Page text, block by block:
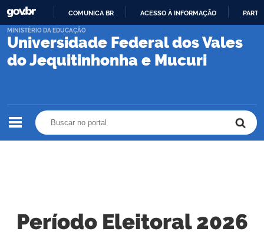
PARA
CONTEÚDO
COMUNICA BR ACESSO À INFORMAÇÃO
Universidade Federal dos Vales
do Jequitinhonha e Mucuri
MINISTÉRIO DA EDUCAÇÃO
Período Eleitoral 2026